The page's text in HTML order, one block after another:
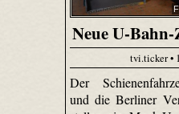
Neue U-
tvi.ticker •
Der
und die Berliner